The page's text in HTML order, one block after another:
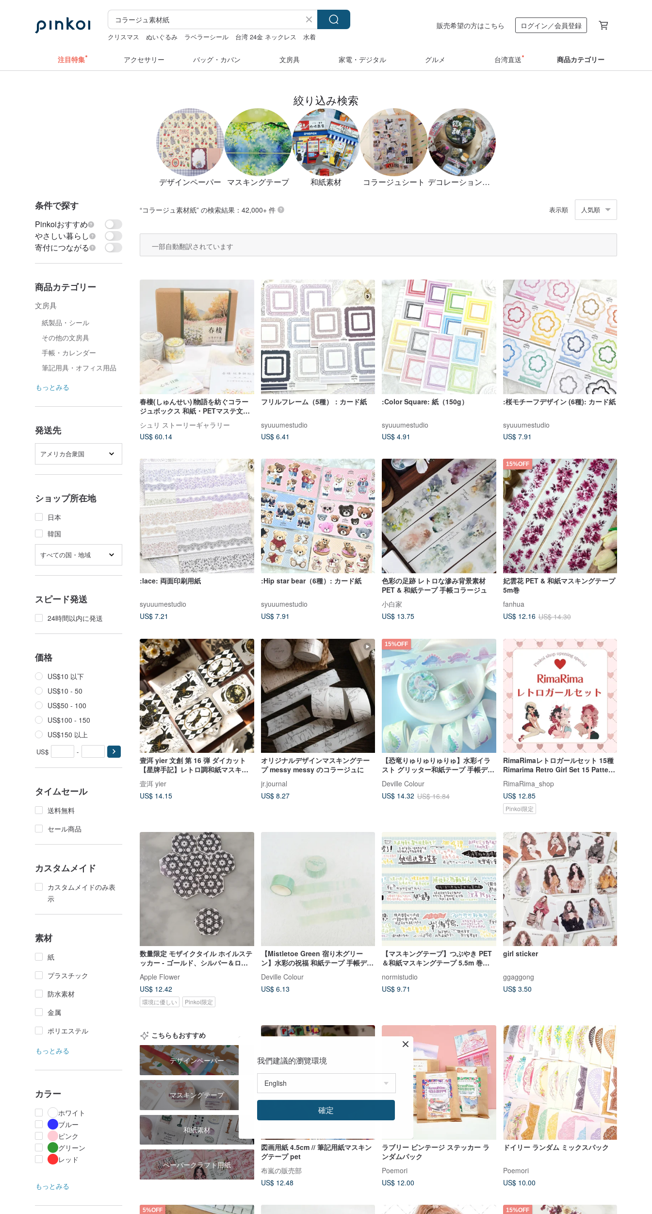
クリスマス ぬいぐるみ ラベラーシール 台湾 24金 ネックレス
水着
販売希望の方はこちら ログイン／会員登録
注目特集 アクセサリー バッグ・カバン 文房具 家電・デジタル グルメ 台湾直送 商品カテゴリー
絞り込み検索
デザインペーパー マスキングテープ 和紙素材 コラージュシート デコレーションペーパー
条件で探す
Pinkoiおすすめ
やさしい暮らし
寄付につながる
商品カテゴリー
文房具
紙製品・シール
その他の文房具
手帳・カレンダー
筆記用具・オフィス用品
もっとみる
発送先
アメリカ合衆国
ショップ所在地
日本
韓国
すべての国・地域
スピード発送
24時間以内に発送
価格
US$10 以下
US$10 - 50
US$50 - 100
US$100 - 150
US$150 以上
US$ -
タイムセール
送料無料
セール商品
カスタムメイド
カスタムメイドのみ表
示
素材
紙
プラスチック
防水素材
金属
ポリエステル
もっとみる
カラー
ホワイト
ブルー
ピンク
グリーン
レッド
もっとみる
“コラージュ素材紙” の検索結果：42,000+ 件 表示順 人気順
一部自動翻訳されています
春棲(しゅんせい)∣物語を紡ぐコラー
ジュボックス 和紙・PETマステ文具
ギフトセット 手作り 手帳デコ日記
シュリ ストーリーギャラリー
US$ 60.14
フリルフレーム（5種）：カード紙
syuuumestudio
US$ 6.41
:Color Square: 紙（150g）
syuuumestudio
US$ 4.91
:桜モチーフデザイン (6種): カード紙
syuuumestudio
US$ 7.91
:lace: 両面印刷用紙
syuuumestudio
US$ 7.21
:Hip star bear（6種）: カード紙
syuuumestudio
US$ 7.91
色彩の足跡 レトロな滲み背景素材
PET & 和紙テープ 手帳コラージュ
小白家
US$ 13.75
15%OFF
妃雲花 PET & 和紙マスキングテープ
5m巻
fanhua
US$ 12.16 US$ 14.30
壹洱 yier 文創 第 16 弾 ダイカット
【星牌手記】レトロ調和紙マスキン
グテープ 猫 ポーカーカード 手帳
壹洱 yier
US$ 14.15
オリジナルデザインマスキングテー
プ messy messy のコラージュに
jr.journal
US$ 8.27
15%OFF
【恐竜りゅりゅりゅりゅ】水彩イラ
スト グリッター和紙テープ 手帳デコ
レーション コラージュ 剥離紙付き
Deville Colour
US$ 14.32 US$ 16.84
RimaRimaレトロガールセット 15種
Rimarima Retro Girl Set 15 Pattern
Pack
RimaRima_shop
US$ 12.85
Pinkoi限定
数量限定 モザイクタイル ホイルステ
ッカー - ゴールド、シルバー＆ロー
ズゴールド - 25 枚入り
Apple Flower
US$ 12.42
環境に優しい Pinkoi限定
【Mistletoe Green 宿り木グリー
ン】水彩の祝福 和紙テープ 手帳デコ
レーション コラージュ
Deville Colour
US$ 6.13
【マスキングテープ】つぶやき PET
＆和紙マスキングテープ 5.5m 巻
(kiss-cut)
normistudio
US$ 9.71
girl sticker
ggaggong
US$ 3.50
こちらもおすすめ
デザインペーパー
マスキングテープ
和紙素材
ペーパークラフト用紙
図画用紙 4.5cm // 筆記用紙マスキン
グテープ pet
布嵐の販売部
US$ 12.48
ラブリー ビンテージ ステッカー ラ
ンダムパック
Poemori
US$ 12.00
ドイリー ランダム ミックスパック
Poemori
US$ 10.00
5%OFF 15%OFF
我們建議的瀏覽環境
確定